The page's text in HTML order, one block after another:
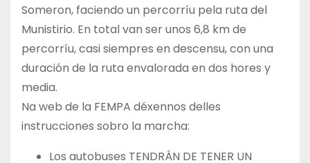
Someron, faciendo un percorríu pela ruta del
Munistirio. En total van ser unos 6,8 km de
percorríu, casi siempres en descensu, con una
duración de la ruta envalorada en dos hores y
media.
Na web de la FEMPA déxennos delles
instrucciones sobro la marcha:
Los autobuses TENDRÁN DE TENER UN